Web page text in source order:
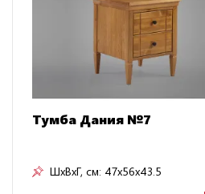
Тумба Дания №7
ШxВxГ, см: 47x56x43.5